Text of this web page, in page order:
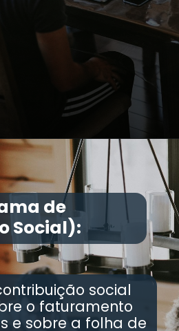
blog/o-que-e-o-cofins/
de
Social):
social
o faturamento
e sobre a folha de